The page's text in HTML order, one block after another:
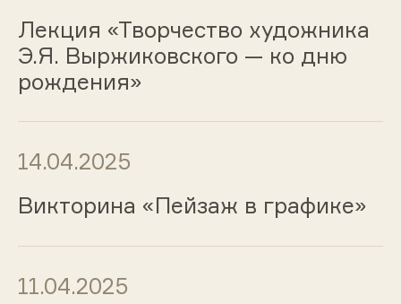
Лекция «Творчество художника
Э.Я. Выржиковского — ко дню
рождения»
14.04.2025
Викторина «Пейзаж в графике»
11.04.2025